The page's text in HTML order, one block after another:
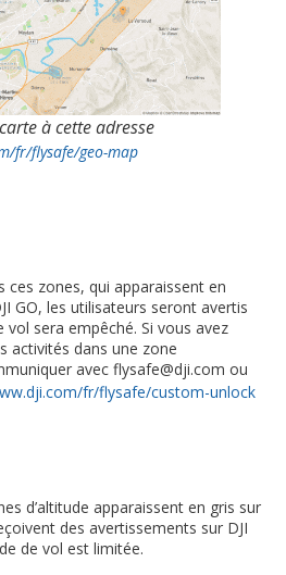
à cette adresse
fr/flysafe/geo-map
ces zones, qui apparaissent en
GO, les utilisateurs seront avertis
sera empêché. Si vous avez
activités dans une zone
avec flysafe@dji.com ou
fr/flysafe/custom-unlock
d’altitude apparaissent en gris sur
des avertissements sur DJI
de vol est limitée.